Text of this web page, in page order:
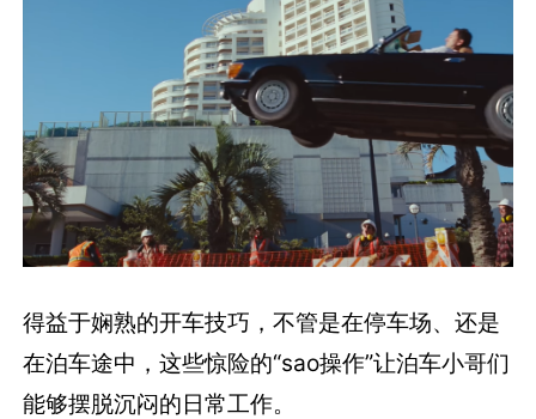
得益于娴熟的开车技巧，不管是在停车场、还是
在泊车途中，这些惊险的“sao操作”让泊车小哥们
能够摆脱沉闷的日常工作。